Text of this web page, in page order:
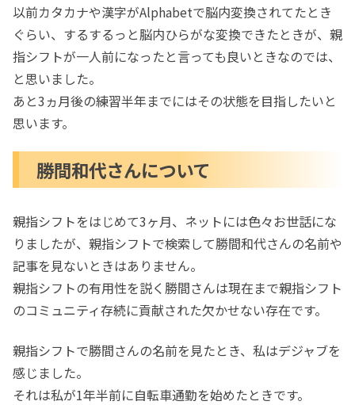
以前カタカナや漢字がAlphabetで脳内変換されてたとき
ぐらい、するするっと脳内ひらがな変換できたときが、親
指シフトが一人前になったと言っても良いときなのでは、
と思いました。
あと3ヵ月後の練習半年までにはその状態を目指したいと
思います。
勝間和代さんについて
親指シフトをはじめて3ヶ月、ネットには色々お世話にな
りましたが、親指シフトで検索して勝間和代さんの名前や
記事を見ないときはありません。
親指シフトの有用性を説く勝間さんは現在まで親指シフト
のコミュニティ存続に貢献された欠かせない存在です。
親指シフトで勝間さんの名前を見たとき、私はデジャブを
感じました。
それは私が1年半前に自転車通勤を始めたときです。